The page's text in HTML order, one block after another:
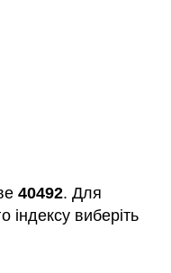
40492. Для
індексу виберіть